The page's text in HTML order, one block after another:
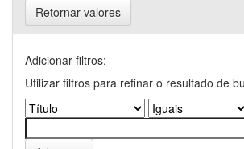
Retornar valores
Adicionar filtros:
Utilizar filtros para refinar o resultado de